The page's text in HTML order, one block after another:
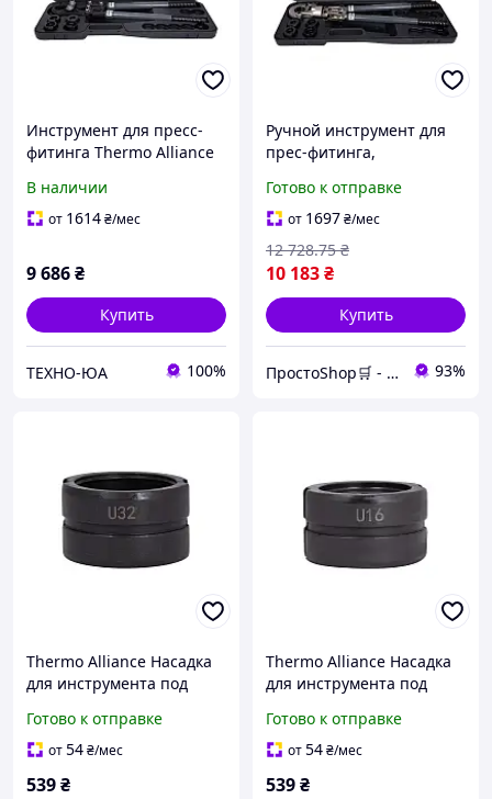
Инструмент для пресс-
фитинга Thermo Alliance
В наличии
от 1614₴/мес
9 686₴
Купить
ТЕХНО-ЮА 100%
Ручной инструмент для
прес-фитинга,
для труб диаметром от 16
до 32 мм
Готово к отправке
от 1697₴/мес
10 183₴
12 728.75 ₴
Купить
ПростоShop🛒 - онлайн магазин простых товаров💡 93%
Thermo Alliance Насадка
для инструмента под
32 STD-402U32
Готово к отправке
от54₴/мес
539₴
Thermo Alliance Насадка
для инструмента под
16 STD-402U16
Готово к отправке
от54₴/мес
539₴